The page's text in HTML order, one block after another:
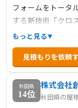
フォームをトータ
する新技術「クロ
時間で美しい仕上
快適空間をご提供
い、お財布にやさ
フォーマンスを両
もっと見る
見積もりを依頼
秋田県
14位
株式会社
秋田県の屋